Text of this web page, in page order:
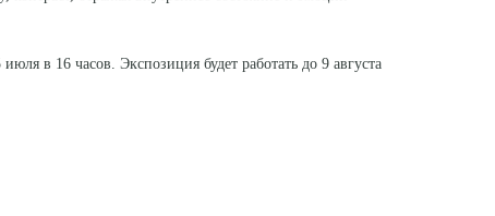
в 16 часов. Экспозиция будет работать до 9 августа